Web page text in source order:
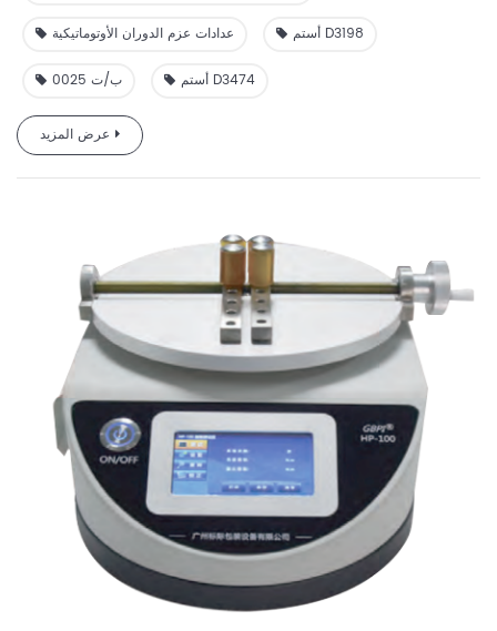
عدادات عزم الدوران الأوتوماتيكية أستم D3198
ب/ت 0025 أستم D3474
عرض المزيد